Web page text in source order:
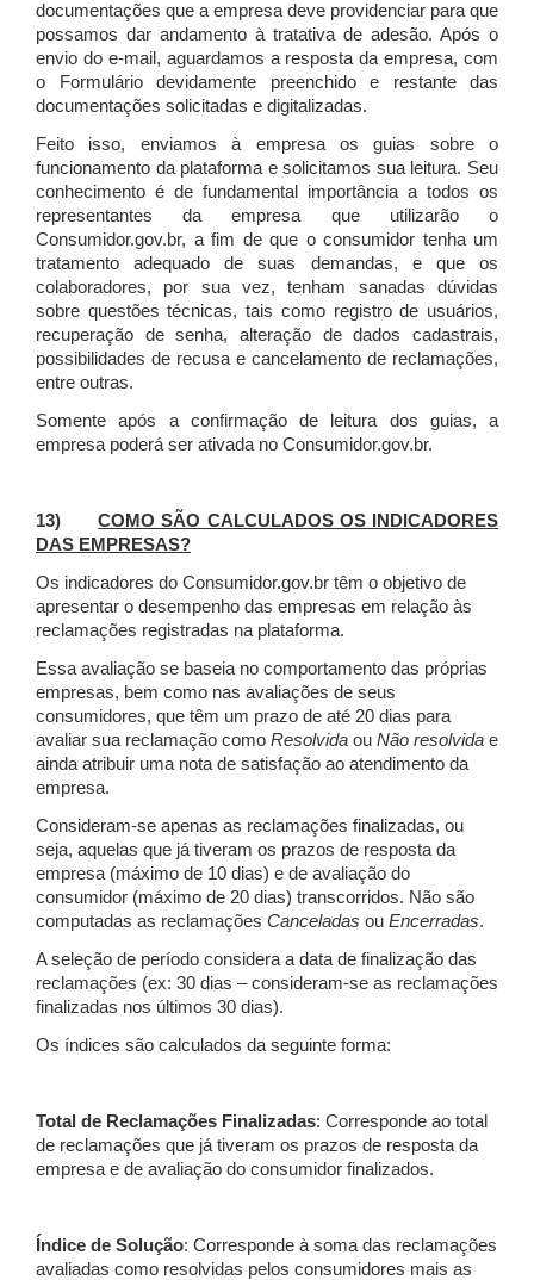
documentações que a empresa deve providenciar para que
possamos dar andamento à tratativa de adesão. Após o
envio do e-mail, aguardamos a resposta da empresa, com
o Formulário devidamente preenchido e restante das
documentações solicitadas e digitalizadas.
Feito isso, enviamos à empresa os guias sobre o
funcionamento da plataforma e solicitamos sua leitura. Seu
conhecimento é de fundamental importância a todos os
representantes da empresa que utilizarão o
Consumidor.gov.br, a fim de que o consumidor tenha um
tratamento adequado de suas demandas, e que os
colaboradores, por sua vez, tenham sanadas dúvidas
sobre questões técnicas, tais como registro de usuários,
recuperação de senha, alteração de dados cadastrais,
possibilidades de recusa e cancelamento de reclamações,
entre outras.
Somente após a confirmação de leitura dos guias, a
empresa poderá ser ativada no Consumidor.gov.br.
13)COMO SÃO CALCULADOS OS INDICADORES
DAS EMPRESAS?
Os indicadores do Consumidor.gov.br têm o objetivo de
apresentar o desempenho das empresas em relação às
reclamações registradas na plataforma.
Essa avaliação se baseia no comportamento das próprias
empresas, bem como nas avaliações de seus
consumidores, que têm um prazo de até 20 dias para
avaliar sua reclamação como Resolvida ou Não resolvida e
ainda atribuir uma nota de satisfação ao atendimento da
empresa.
Consideram-se apenas as reclamações finalizadas, ou
seja, aquelas que já tiveram os prazos de resposta da
empresa (máximo de 10 dias) e de avaliação do
consumidor (máximo de 20 dias) transcorridos. Não são
computadas as reclamações Canceladas ou Encerradas.
A seleção de período considera a data de finalização das
reclamações (ex: 30 dias – consideram-se as reclamações
finalizadas nos últimos 30 dias).
Os índices são calculados da seguinte forma:
Total de Reclamações Finalizadas: Corresponde ao total
de reclamações que já tiveram os prazos de resposta da
empresa e de avaliação do consumidor finalizados.
Índice de Solução: Corresponde à soma das reclamações
avaliadas como resolvidas pelos consumidores mais as